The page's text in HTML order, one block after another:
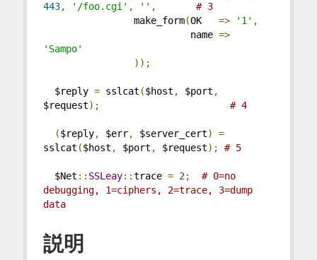
443, '/foo.cgi' , '' ,
# 3
make_form(OK => '1' ,
name =>
'Sampo'
));
$reply = sslcat ($host , $port ,
$request); # 4
($reply, $err, $server_cert)
=
sslcat ($host , $port , $request); # 5
$Net :: SSLeay::trace = 2;
# 0=no
debugging, 1=ciphers, 2=trace, 3=dump
data
説明